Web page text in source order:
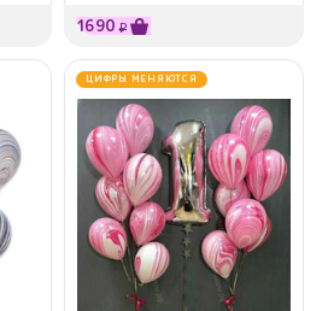
1690 ₽
ЦИФРЫ МЕНЯЮТСЯ